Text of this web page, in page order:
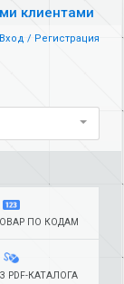
клиентами
Вход / Регистрация
ПО КОДАМ
PDF-КАТАЛОГА